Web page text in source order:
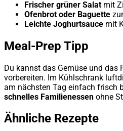
Frischer grüner Salat mit
Ofenbrot oder Baguette
Leichte Joghurtsauce mit
Meal-Prep Tipp
Du kannst das Gemüse und das
vorbereiten. Im Kühlschrank
am nächsten Tag einfach frisch
schnelles Familienessen ohne
Ähnliche Rezepte